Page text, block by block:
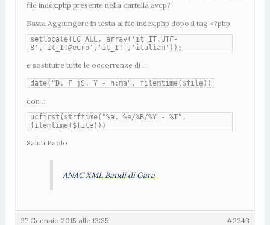
file index.php presente nella cartella avcp?
Basta Aggiungere in testa al file index.php dopo il tag <?php
setlocale(LC_ALL, array('it_IT.UTF-
8','it_IT@euro','it_IT','italian'));
e sostituire tutte le occorrenze di .:
date("D. F jS, Y - h:ma", filemtime($file))
con .:
ucfirst(strftime("%a. %e/%B/%Y - %T",
filemtime($file)))
Saluti Paolo
ANAC XML Bandi di Gara
27 Gennaio 2015 alle 13:35 #2243